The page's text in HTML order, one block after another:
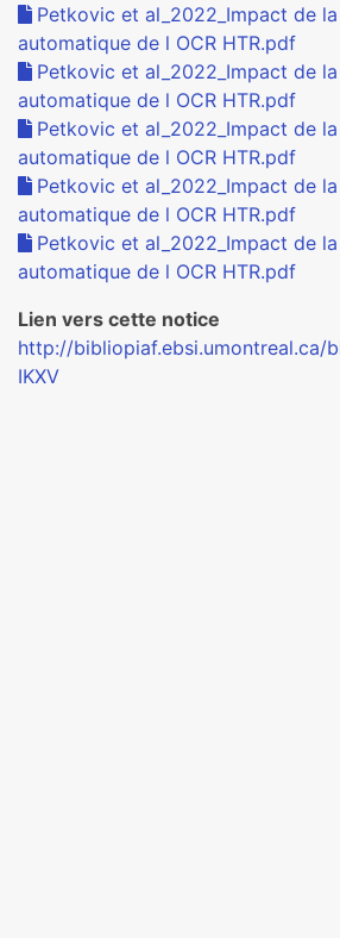
Petkovic et al_2022_Impact de
automatique de l OCR HTR.pdf
Petkovic et al_2022_Impact de
automatique de l OCR HTR.pdf
Petkovic et al_2022_Impact de
automatique de l OCR HTR.pdf
Petkovic et al_2022_Impact de
automatique de l OCR HTR.pdf
Petkovic et al_2022_Impact de
automatique de l OCR HTR.pdf
Lien vers cette notice
http://bibliopiaf.ebsi.umontreal.ca/
IKXV